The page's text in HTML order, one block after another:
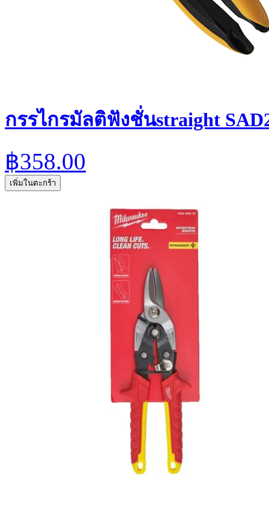
กรรไกรมัลติฟังชั่นstraight
฿358.00
เพิ่มในตะกร้า